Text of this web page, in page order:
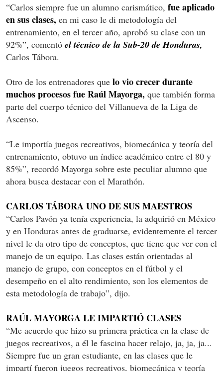
“Carlos siempre fue un alumno carismático, fue aplicado
en sus clases, en mi caso le di metodología del
entrenamiento, en el tercer año, aprobó su clase con un
92%”, comentó el técnico de la Sub-20 de Honduras,
Carlos Tábora.
Otro de los entrenadores que lo vio crecer durante
muchos procesos fue Raúl Mayorga, que también forma
parte del cuerpo técnico del Villanueva de la Liga de
Ascenso.
“Le importía juegos recreativos, biomecánica y teoría del
entrenamiento, obtuvo un índice académico entre el 80 y
85%”, recordó Mayorga sobre este peculiar alumno que
ahora busca destacar con el Marathón.
CARLOS TÁBORA UNO DE SUS MAESTROS
“Carlos Pavón ya tenía experiencia, la adquirió en México
y en Honduras antes de graduarse, evidentemente el tercer
nivel le da otro tipo de conceptos, que tiene que ver con el
manejo de un equipo. Las clases están orientadas al
manejo de grupo, con conceptos en el fútbol y el
desempeño en el alto rendimiento, son los elementos de
esta metodología de trabajo”, dijo.
RAÚL MAYORGA LE IMPARTIÓ CLASES
“Me acuerdo que hizo su primera práctica en la clase de
juegos recreativos, a él le fascina hacer relajo, ja, ja, ja...
Siempre fue un gran estudiante, en las clases que le
impartí fueron juegos recreativos, biomecánica y teoría